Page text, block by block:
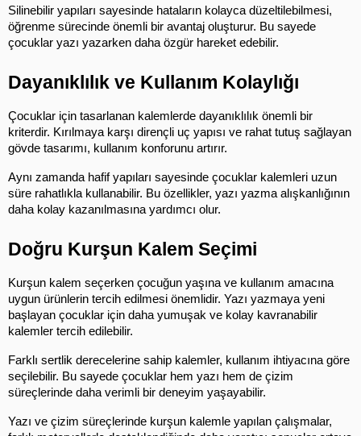
Silinebilir yapıları sayesinde hataların kolayca düzeltilebilmesi,
öğrenme sürecinde önemli bir avantaj oluşturur. Bu sayede
çocuklar yazı yazarken daha özgür hareket edebilir.
Dayanıklılık ve Kullanım Kolaylığı
Çocuklar için tasarlanan kalemlerde dayanıklılık önemli bir
kriterdir. Kırılmaya karşı dirençli uç yapısı ve rahat tutuş sağlayan
gövde tasarımı, kullanım konforunu artırır.
Aynı zamanda hafif yapıları sayesinde çocuklar kalemleri uzun
süre rahatlıkla kullanabilir. Bu özellikler, yazı yazma alışkanlığının
daha kolay kazanılmasına yardımcı olur.
Doğru Kurşun Kalem Seçimi
Kurşun kalem seçerken çocuğun yaşına ve kullanım amacına
uygun ürünlerin tercih edilmesi önemlidir. Yazı yazmaya yeni
başlayan çocuklar için daha yumuşak ve kolay kavranabilir
kalemler tercih edilebilir.
Farklı sertlik derecelerine sahip kalemler, kullanım ihtiyacına göre
seçilebilir. Bu sayede çocuklar hem yazı hem de çizim
süreçlerinde daha verimli bir deneyim yaşayabilir.
Yazı ve çizim süreçlerinde kurşun kalemle yapılan çalışmalar,